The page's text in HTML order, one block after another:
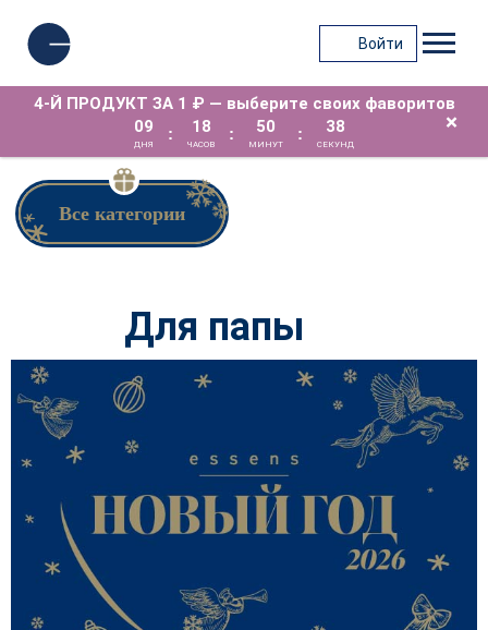
Войти
4-Й ПРОДУКТ ЗА 1 ₽ — выберите своих фаворитов
09
ДНЯ
: 18
ЧАСОВ
: 50
МИНУТ
: 38
СЕКУНД
×
Все категории
Для папы